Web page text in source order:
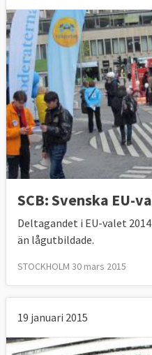
SCB: Svenska EU-
Deltagandet i EU-valet
än lågutbildade.
STOCKHOLM 30 mars 2015
19 januari 2015